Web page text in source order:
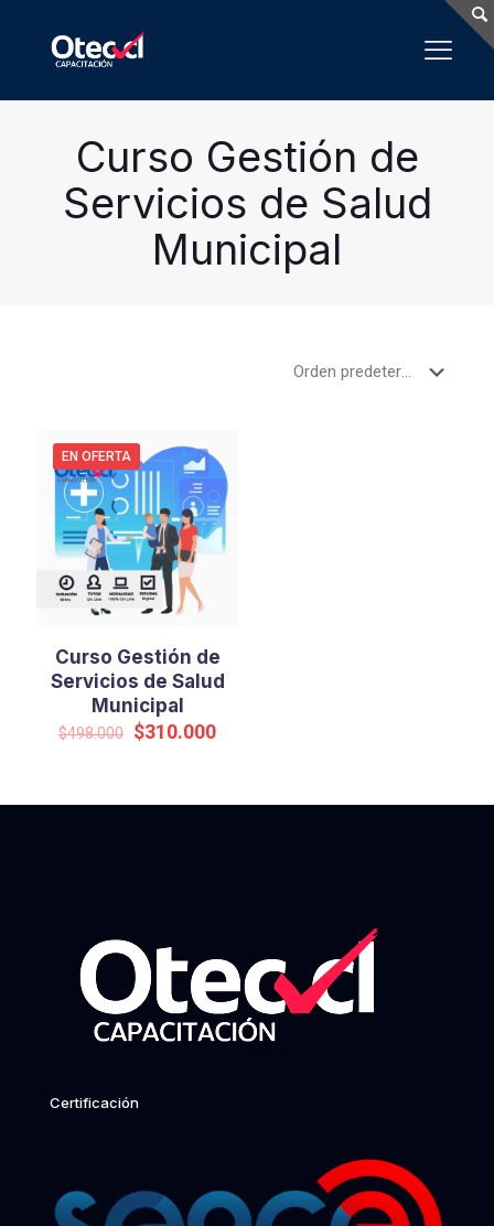
Curso Gestión de
Servicios de Salud
Municipal
EN OFERTA
Curso Gestión de
Servicios de Salud
Municipal
$498.000 El
$310.000El
Certificación